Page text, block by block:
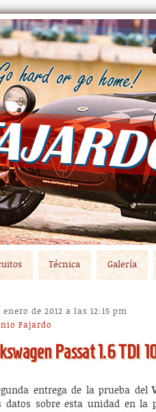
Técnica Galería
Passat 1.6 TDI
de 2012 a las 12:15 pm
Fajardo
entrega de la prueba del
datos sobre esta unidad en